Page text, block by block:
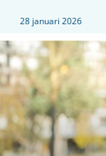
28 januari 2026